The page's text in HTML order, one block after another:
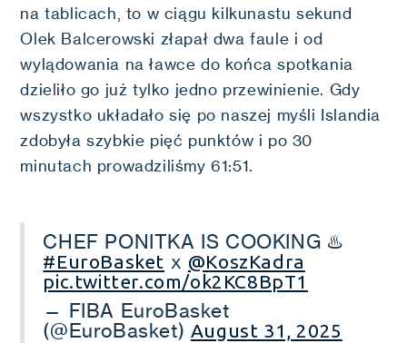
na tablicach, to w ciągu kilkunastu sekund
Olek Balcerowski złapał dwa faule i od
wylądowania na ławce do końca spotkania
dzieliło go już tylko jedno przewinienie. Gdy
wszystko układało się po naszej myśli Islandia
zdobyła szybkie pięć punktów i po 30
minutach prowadziliśmy 61:51.
CHEF PONITKA IS COOKING ♨️
#EuroBasket x @KoszKadra
pic.twitter.com/ok2KC8BpT1
— FIBA EuroBasket
(@EuroBasket) August 31, 2025